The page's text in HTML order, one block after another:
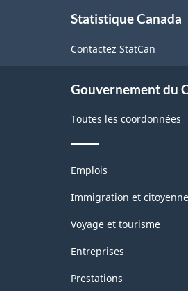
Statistique Canada
Contactez StatCan
Gouvernement du
Toutes les coordonnées
Thèmes
sujets
Emplois
Immigration et
Voyage et tourisme
Entreprises
Prestations